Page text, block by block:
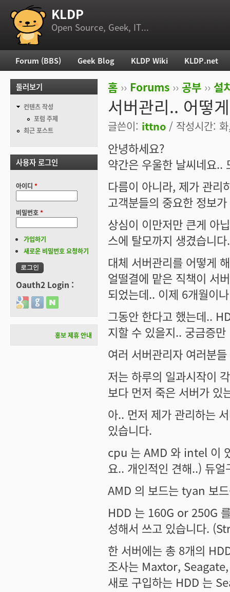
부 메뉴 KLDP
Open Source, Geek, IT...
현재 위치
홈 ›› Forums ›› 공부 ›› 설
서버관리.. 어떻
글쓴이: ittno / 작성시간:
안녕하세요?
약간은 우울한 날씨네요..
다름이 아니라, 제가 관리
고객분들의 중요한 정보
상심이 이만저만 큰게 아
스에 탈모까지 생겼습니
대체 서버관리를 어떻게
얼떨결에 맡은 직책이 서
되었는데.. 이제 6개월이
그동안 한다고 했는데..
지할 수 있을지.. 궁금증
여러 서버관리자 여러분
저는 하루의 일과시작이
보다 먼저 죽은 서버가 있
아.. 먼저 제가 관리하는
있습니다.
cpu 는 AMD 와 intel 이
요.. 개인적인 견해..) 듀
AMD 의 보드는 tyan 보
HDD 는 160G or 250G
성해서 쓰고 있습니다.
한 서버에는 총 8개의
조사는 Maxtor,
새로 구입하는 HDD 는
주 메뉴
Forum (BBS) Geek Blog KLDP Wiki KLDP.net
둘러보기
컨텐츠 작성
포럼 주제
최근 포스트
사용자 로그인
아이디 *
비밀번호*
가입하기
새로운 비밀번호 요청하기
Oauth2 Login :
Login with Google
Login with GitHub
Login with Naver
홍보 제휴 안내